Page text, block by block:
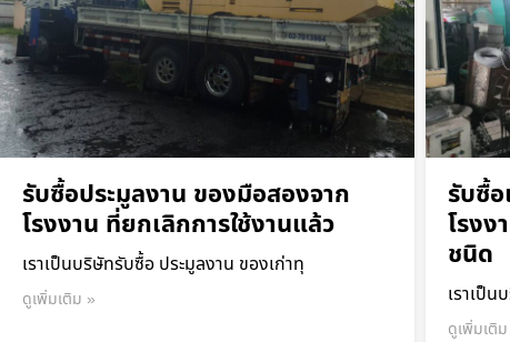
รับซื้อประมูลงาน ของมือสองจาก
โรงงาน ที่ยกเลิกการใช้งานแล้ว
เราเป็นบริษัทรับซื้อ ประมูลงาน ของเก่าทุ
ดูเพิ่มเติม »
รับซื้
โรงง
ชนิด
เราเป็
ดูเพิ่มเติ